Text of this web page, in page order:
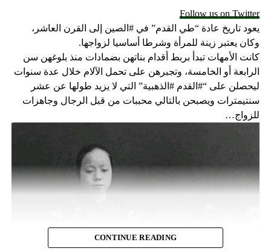
Follow us on Twitter
يعود تاريخ عادة “طي القدم” في #الصين إلى القرن العاشر،
وكان يعتبر زينة للمرأة وشرطا أساسيا لزواجها.
كانت الأمهات تبدأ بربط أقدام بناتهن بضمادات منذ بلوغهن سن
الرابعة أو الخامسة، وتجبرهن على تحمل الآلام خلال عدة سنوات
ليحصلن على “#القدم #الذهبية” التي لا يزيد طولها عن عشر
سنتيمترات ويصبحن بالتالي محببات من قبل الرجال وجاهزات
للزواج…
CONTINUE READING